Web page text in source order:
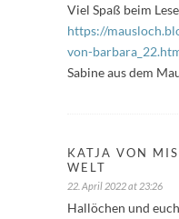
Viel Spaß beim
https://
von-
Sabine aus dem
KATJA VON
WELT
22. April 2022 at 23:26
Hallöchen und